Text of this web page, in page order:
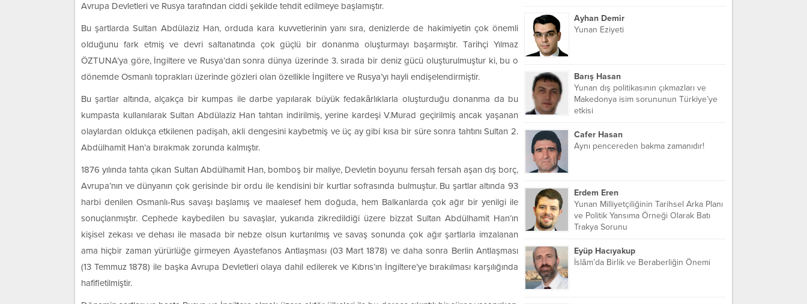
Avrupa Devletleri ve Rusya tarafından ciddi şekilde tehdit edilmeye başlamıştır.
Bu şartlarda Sultan Abdülaziz Han, orduda kara kuvvetlerinin yanı sıra, denizlerde de hakimiyetin çok önemli
olduğunu fark etmiş ve devri saltanatında çok güçlü bir donanma oluşturmayı başarmıştır. Tarihçi Yılmaz
ÖZTUNA’ya göre, İngiltere ve Rusya’dan sonra dünya üzerinde 3. sırada bir deniz gücü oluşturulmuştur ki, bu o
dönemde Osmanlı toprakları üzerinde gözleri olan özellikle İngiltere ve Rusya’yı hayli endişelendirmiştir.
Bu şartlar altında, alçakça bir kumpas ile darbe yapılarak büyük fedakârlıklarla oluşturduğu donanma da bu
kumpasta kullanılarak Sultan Abdülaziz Han tahtan indirilmiş, yerine kardeşi V.Murad geçirilmiş ancak yaşanan
olaylardan oldukça etkilenen padişah, akli dengesini kaybetmiş ve üç ay gibi kısa bir süre sonra tahtını Sultan 2.
Abdülhamit Han’a bırakmak zorunda kalmıştır.
1876 yılında tahta çıkan Sultan Abdülhamit Han, bomboş bir maliye, Devletin boyunu fersah fersah aşan dış borç,
Avrupa’nın ve dünyanın çok gerisinde bir ordu ile kendisini bir kurtlar sofrasında bulmuştur. Bu şartlar altında 93
harbi denilen Osmanlı-Rus savaşı başlamış ve maalesef hem doğuda, hem Balkanlarda çok ağır bir yenilgi ile
sonuçlanmıştır. Cephede kaybedilen bu savaşlar, yukarıda zikredildiği üzere bizzat Sultan Abdülhamit Han’ın
kişisel zekası ve dehası ile masada bir nebze olsun kurtarılmış ve savaş sonunda çok ağır şartlarla imzalanan
ama hiçbir zaman yürürlüğe girmeyen Ayastefanos Antlaşması (03 Mart 1878) ve daha sonra Berlin Antlaşması
(13 Temmuz 1878) ile başka Avrupa Devletleri olaya dahil edilerek ve Kıbrıs’ın İngiltere’ye bırakılması karşılığında
hafifletilmiştir.
Ayhan Demir
Yunan Eziyeti
Barış Hasan
Yunan dış politikasının çıkmazları ve
Makedonya isim sorununun Türkiye’ye
etkisi
Cafer Hasan
Aynı pencereden bakma zamanıdır!
Erdem Eren
Yunan Milliyetçiliğinin Tarihsel Arka Planı
ve Politik Yansıma Örneği Olarak Batı
Trakya Sorunu
Eyüp Hacıyakup
İslâm’da Birlik ve Beraberliğin Önemi